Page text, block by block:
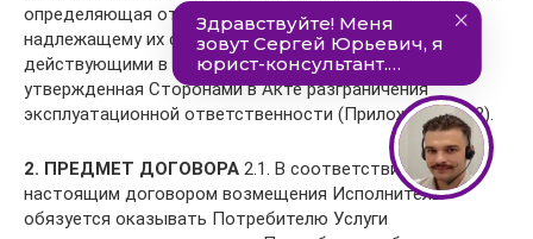
определяющая ответственность Сторон по
надлежащему их содержанию в соответствии с
действующими в г. Москве требованиями и нормами и
утвержденная Сторонами в Акте разграничения
эксплуатационной ответственности (Приложение № 2).
2. ПРЕДМЕТ ДОГОВОРА 2.1. В соответствии с
настоящим договором возмещения Исполнитель
обязуется оказывать Потребителю Услуги